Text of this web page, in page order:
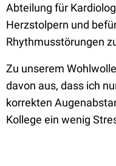
Abteilung für
Herzstolpern und
Rhythmusstörungen
Zu unserem
davon aus, dass ich
korrekten
Kollege ein wenig